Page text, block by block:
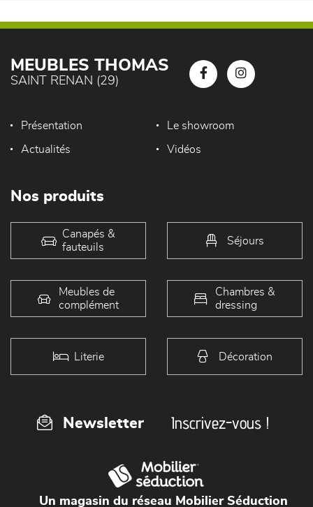
MEUBLES THOMAS
SAINT RENAN (29)
Présentation Le showroom
Actualités Vidéos
Nos produits
Canapés &
fauteuils
Séjours
Meubles de
complément
Chambres &
dressing
Literie Décoration
Newsletter Inscrivez-vous !
Un magasin du réseau Mobilier Séduction